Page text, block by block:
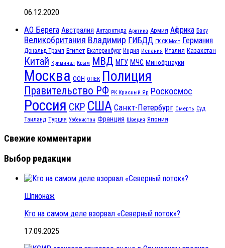
06.12.2020
АО Берега Австралия Антарктида Арктика Армия Африка Баку
Великобритания Владимир ГИБДД ГК СК Мост Германия
Дональд Трамп Египет Екатеринбург Индия Испания Италия Казахстан
Китай Криминал Крым МВД МГУ МЧС Минобрнауки
Москва ООН ОПЕК Полиция
Правительство РФ РК Красный Яр Роскосмос
Россия СКР США Санкт-Петербург Смерть Суд
Таиланд Турция Узбекистан Франция Швеция Япония
Свежие комментарии
Выбор редакции
Шпионаж
Кто на самом деле взорвал «Северный поток»?
17.09.2025